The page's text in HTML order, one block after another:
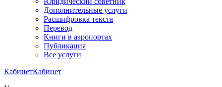
Дополнительные услуги
Расшифровка текста
Перевод
Книги в аэропортах
Публикация
Все услуги
КабинетКабинет